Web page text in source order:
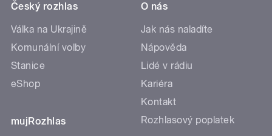
Český rozhlas
Válka na Ukrajině
Komunální volby
Stanice
eShop
mujRozhlas
O nás
Jak nás naladíte
Nápověda
Lidé v rádiu
Kariéra
Kontakt
Rozhlasový poplatek